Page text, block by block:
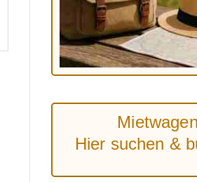
Mietwagen
Hier suchen &